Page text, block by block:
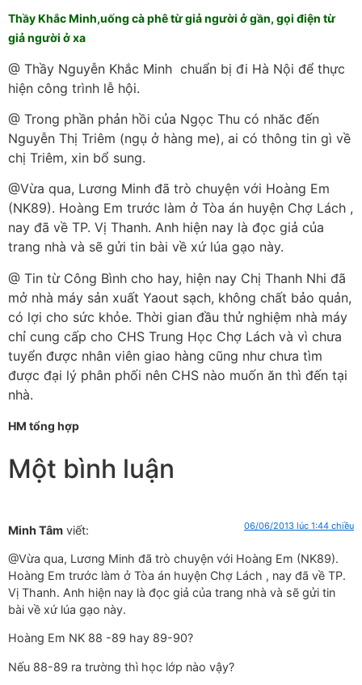
Thầy Khắc Minh,uống cà phê từ giả người ở gần, gọi điện từ
giả người ở xa
@ Thầy Nguyễn Khắc Minh chuẩn bị đi Hà Nội để thực
hiện công trình lễ hội.
@ Trong phần phản hồi của Ngọc Thu có nhăc đến
Nguyễn Thị Triêm (ngụ ở hàng me), ai có thông tin gì về
chị Triêm, xin bổ sung.
@Vừa qua, Lương Minh đã trò chuyện với Hoàng Em
(NK89). Hoàng Em trước làm ở Tòa án huyện Chợ Lách ,
nay đã về TP. Vị Thanh. Anh hiện nay là đọc giả của
trang nhà và sẽ gửi tin bài về xứ lúa gạo này.
@ Tin từ Công Bình cho hay, hiện nay Chị Thanh Nhi đã
mở nhà máy sản xuất Yaout sạch, không chất bảo quản,
có lợi cho sức khỏe. Thời gian đầu thử nghiệm nhà máy
chỉ cung cấp cho CHS Trung Học Chợ Lách và vì chưa
tuyển được nhân viên giao hàng cũng như chưa tìm
được đại lý phân phối nên CHS nào muốn ăn thì đến tại
nhà.
HM tổng hợp
Một bình luận
Minh Tâm viết: 06/06/2013 lúc 1:44 chiều
@Vừa qua, Lương Minh đã trò chuyện với Hoàng Em (NK89).
Hoàng Em trước làm ở Tòa án huyện Chợ Lách , nay đã về TP.
Vị Thanh. Anh hiện nay là đọc giả của trang nhà và sẽ gửi tin
bài về xứ lúa gạo này.
Hoàng Em NK 88 -89 hay 89-90?
Nếu 88-89 ra trường thì học lớp nào vậy?